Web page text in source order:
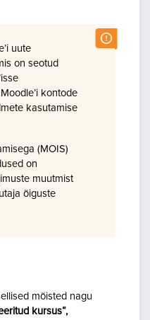
uute
on seotud
kontode
kasutamise
(MOIS)
on
muutmist
õiguste
mõisted nagu
kursus“,